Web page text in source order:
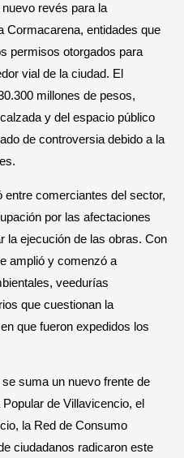
revés para la
Cormacarena, entidades que
permisos otorgados para
vial de la ciudad. El
millones de pesos,
y del espacio público
de controversia debido a la
entre comerciantes del sector,
por las afectaciones
la ejecución de las obras. Con
amplió y comenzó a
veedurías
que cuestionan la
que fueron expedidos los
suma un nuevo frente de
de Villavicencio, el
la Red de Consumo
ciudadanos radicaron este